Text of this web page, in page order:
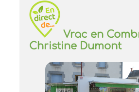
Vrac en
Christine Dumont